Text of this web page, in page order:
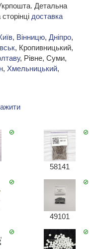
Детальна
доставка
, Вінницю, Дніпро,
, Кропивницький,
, Рівне, Суми,
, Хмельницький,
58141
49101